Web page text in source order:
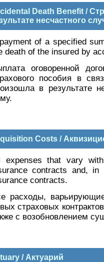
Death Benefit /
несчастного
of a specified
death of the insured by
оговоренной
пособия в
в результате
Costs /
expenses that vary
contracts and,
contracts.
расходы,
страховых
с возобновлением
/ Актуарий